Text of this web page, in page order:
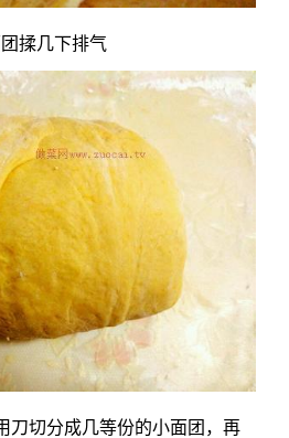
揉几下排气
刀切分成几等份的小面团，再